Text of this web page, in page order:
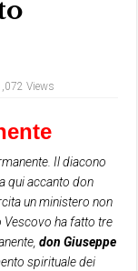
Views
Il diacono
qui accanto don
un ministero non
Vescovo ha fatto tre
don Giuseppe
spirituale dei